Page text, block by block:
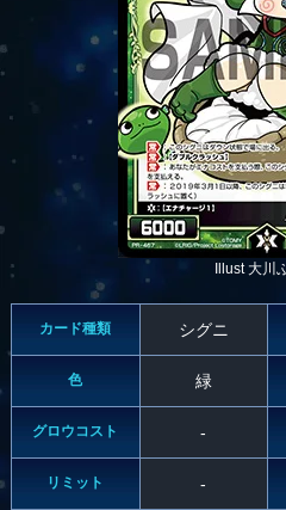
Illust 大川
カード種類 シグニ
色 緑
グロウコスト -
リミット -